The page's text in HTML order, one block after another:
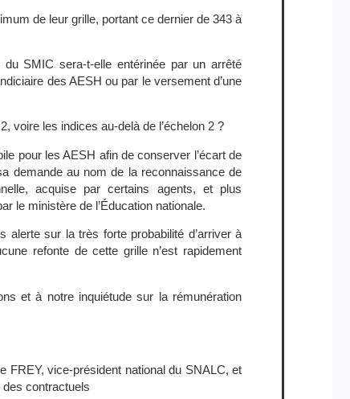
de leur grille, portant ce dernier de 343 à
SMIC sera-t-elle entérinée par un arrêté
des AESH ou par le versement d’une
voire les indices au-delà de l’échelon 2 ?
pour les AESH afin de conserver l’écart de
demande au nom de la reconnaissance de
acquise par certains agents, et plus
le ministère de l’Éducation nationale.
alerte sur la très forte probabilité d’arriver à
refonte de cette grille n’est rapidement
et à notre inquiétude sur la rémunération
FREY, vice-président national du SNALC, et
contractuels